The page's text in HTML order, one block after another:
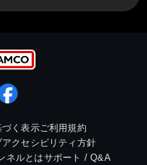
く表示ご利用規約
アクセシビリティ方針
ネルとはサポート / Q&A